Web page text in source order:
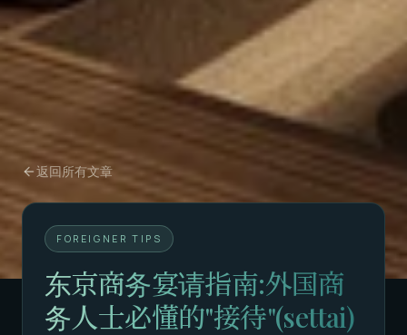
返回所有文章
FOREIGNER TIPS
东京商务宴请指南:外国商
务人士必懂的"接待"(settai)